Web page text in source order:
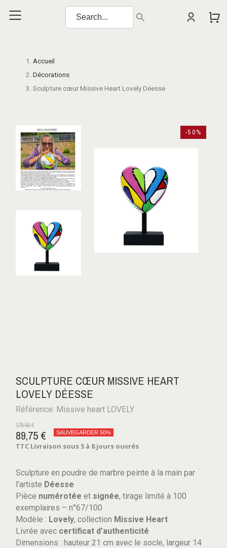
Accueil
Décorations
Sculpture cœur Missive Heart Lovely Déesse
-50%
SCULPTURE CŒUR MISSIVE HEART
LOVELY DÉESSE
Référence: Missive heart LOVELY
179,50 €
89,75 € SAUVEGARDER 50%
TTC Livraison sous 5 à 8 jours ouvrés
Sculpture en poudre de marbre peinte à la main par
l’artiste Déesse
Pièce numérotée et signée, tirage limité à 100
exemplaires – n°67/100
Modèle : Lovely, collection Missive Heart
Livrée avec certificat d’authenticité
Dimensions : hauteur 21 cm avec le socle, largeur 14